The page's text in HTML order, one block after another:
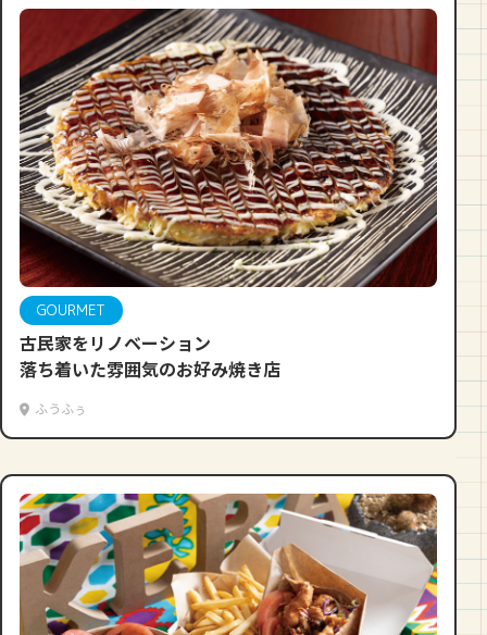
GOURMET
古民家をリノベーション
落ち着いた雰囲気のお好み焼き店
ふうふぅ